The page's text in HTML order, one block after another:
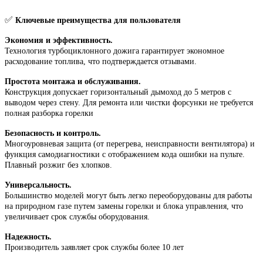
✅ Ключевые преимущества для пользователя
Экономия и эффективность.
Технология турбоциклонного дожига гарантирует экономное
расходование топлива, что подтверждается отзывами.
Простота монтажа и обслуживания.
Конструкция допускает горизонтальный дымоход до 5 метров с
выводом через стену. Для ремонта или чистки форсунки не требуется
полная разборка горелки
Безопасность и контроль.
Многоуровневая защита (от перегрева, неисправности вентилятора) и
функция самодиагностики с отображением кода ошибки на пульте.
Плавный розжиг без хлопков.
Универсальность.
Большинство моделей могут быть легко переоборудованы для работы
на природном газе путем замены горелки и блока управления, что
увеличивает срок службы оборудования.
Надежность.
Производитель заявляет срок службы более 10 лет